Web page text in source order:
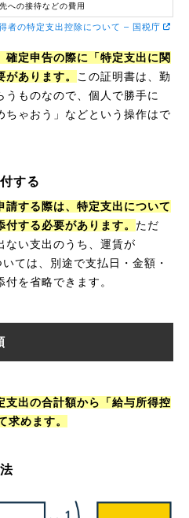
への接待などの費用
者の特定支出控除について – 国税庁
定申告の際に「特定支出に関
あります。
この証明書は、勤
ものなので、個人で勝手に
ちゃおう」などという操作はで
する
する際は、特定支出について
する必要があります。 ただ
ない支出のうち、運賃が
ては、別途で支払日・金額・
を省略できます。
支出の合計額から「給与所得控
求めます。